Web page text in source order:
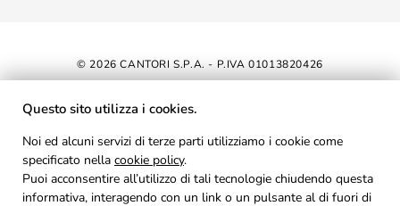
© 2026 CANTORI S.P.A. - P.IVA 01013820426
DICHIARAZIONE DI ACCESSIBILITÀ
AREA RISERVATA
PRIVACY
Questo sito utilizza i cookies.
Noi ed alcuni servizi di terze parti utilizziamo i cookie come
specificato nella cookie policy.
Puoi acconsentire all’utilizzo di tali tecnologie chiudendo questa
informativa, interagendo con un link o un pulsante al di fuori di